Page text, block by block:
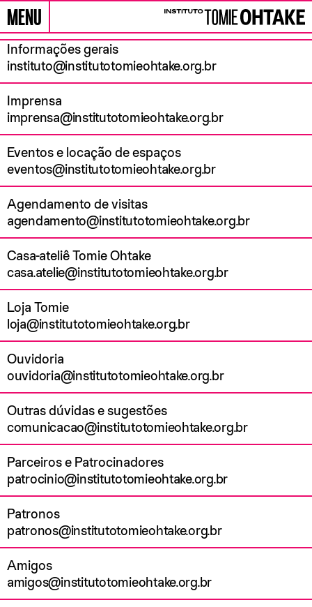
Pular para conteúdo
MENU Instituto Tomie Ohtake
CONTATOS
Informações gerais
instituto@institutotomieohtake.org.br
Imprensa
imprensa@institutotomieohtake.org.br
Eventos e locação de espaços
eventos@institutotomieohtake.org.br
Agendamento de visitas
agendamento@institutotomieohtake.org.br
Casa-ateliê Tomie Ohtake
casa.atelie@institutotomieohtake.org.br
Loja Tomie
loja@institutotomieohtake.org.br
Ouvidoria
ouvidoria@institutotomieohtake.org.br
Outras dúvidas e sugestões
comunicacao@institutotomieohtake.org.br
Parceiros e Patrocinadores
patrocinio@institutotomieohtake.org.br
Patronos
patronos@institutotomieohtake.org.br
Amigos
amigos@institutotomieohtake.org.br